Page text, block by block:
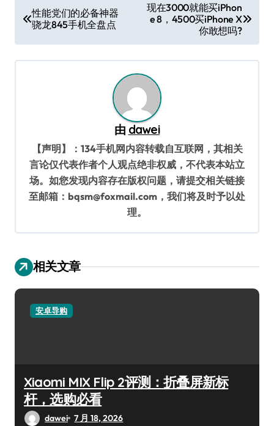
章
导
航
性能党们的必备神器
骁龙845手机全盘点
现在3000就能买iPhon
e 8，4500买iPhone X
你敢想吗?
由 dawei
【声明】：134手机网内容转载自互联网，其相关
言论仅代表作者个人观点绝非权威，不代表本站立
场。如您发现内容存在版权问题，请提交相关链接
至邮箱：bqsm@foxmail.com，我们将及时予以处
理。
相关文章
安卓导购
Xiaomi MIX Flip 2评测：折叠屏新标
杆，选购必看
dawei 7 月 18, 2026